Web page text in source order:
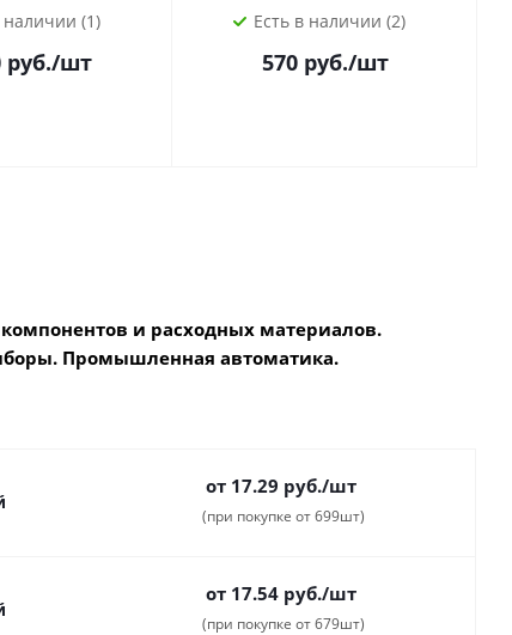
наличии (1)
руб./шт
Есть в наличии (2)
570руб./шт
и расходных материалов.
Промышленная автоматика.
от 17.29 руб./шт
(при покупке от 699шт)
от 17.54 руб./шт
(при покупке от 679шт)